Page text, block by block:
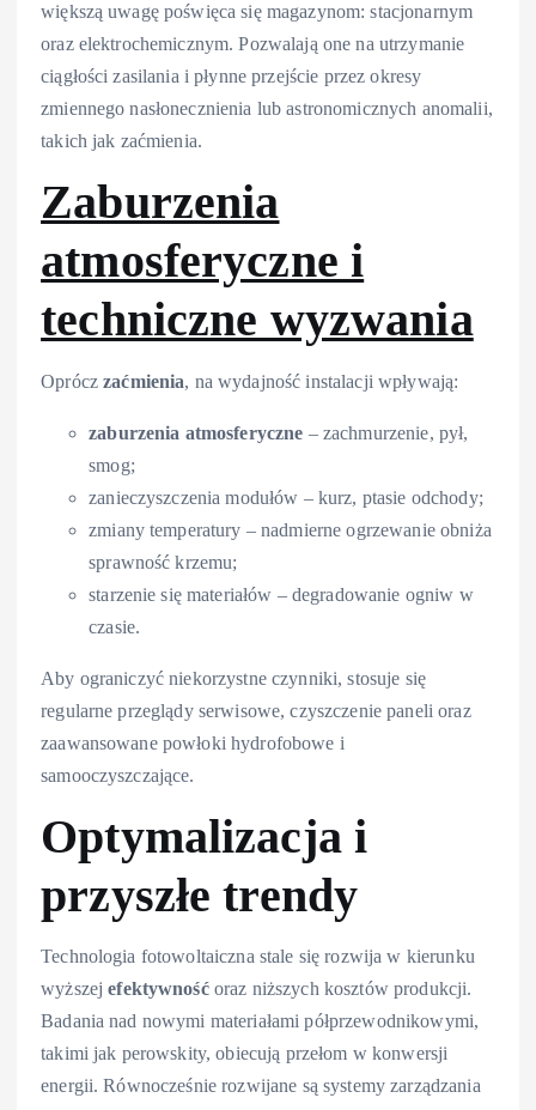
większą uwagę poświęca się magazynom: stacjonarnym
oraz elektrochemicznym. Pozwalają one na utrzymanie
ciągłości zasilania i płynne przejście przez okresy
zmiennego nasłonecznienia lub astronomicznych anomalii,
takich jak zaćmienia.
Zaburzenia
atmosferyczne i
techniczne wyzwania
Opróczzaćmienia, na wydajność instalacji wpływają:
zaburzenia atmosferyczne – zachmurzenie, pył,
smog;
zanieczyszczenia modułów – kurz, ptasie odchody;
zmiany temperatury – nadmierne ogrzewanie obniża
sprawność krzemu;
starzenie się materiałów – degradowanie ogniw w
czasie.
Aby ograniczyć niekorzystne czynniki, stosuje się
regularne przeglądy serwisowe, czyszczenie paneli oraz
zaawansowane powłoki hydrofobowe i
samooczyszczające.
Optymalizacja i
przyszłe trendy
Technologia fotowoltaiczna stale się rozwija w kierunku
wyższejefektywnośćoraz niższych kosztów produkcji.
Badania nad nowymi materiałami półprzewodnikowymi,
takimi jak perowskity, obiecują przełom w konwersji
energii. Równocześnie rozwijane są systemy zarządzania